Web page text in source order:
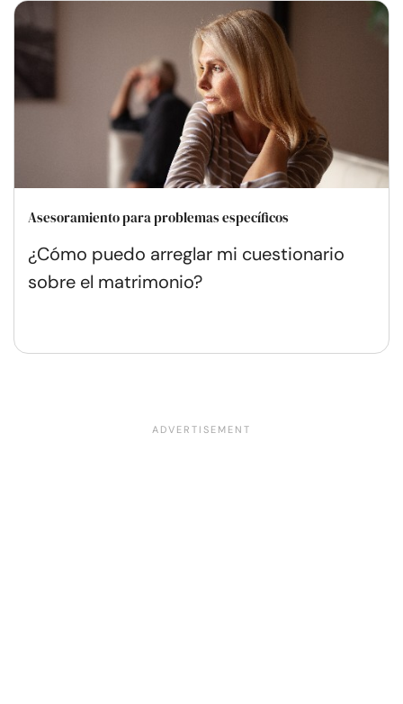
Asesoramiento para problemas específicos
¿Cómo puedo arreglar mi cuestionario
sobre el matrimonio?